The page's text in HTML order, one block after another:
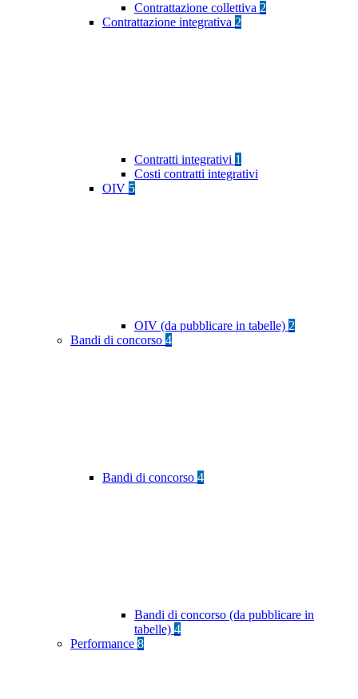
Contrattazione collettiva 2
Contrattazione integrativa 2
Contratti integrativi 1
Costi contratti integrativi
OIV 5
OIV (da pubblicare in tabelle) 2
Bandi di concorso 4
Bandi di concorso 4
Bandi di concorso (da pubblicare in
tabelle) 4
Performance 8